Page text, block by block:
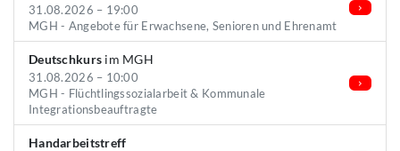
31.08.2026 – 19:00
MGH - Angebote für Erwachsene, Senioren und Ehrenamt
Deutschkurs im MGH
31.08.2026 – 10:00
MGH - Flüchtlingssozialarbeit & Kommunale
Integrationsbeauftragte
Handarbeitstreff